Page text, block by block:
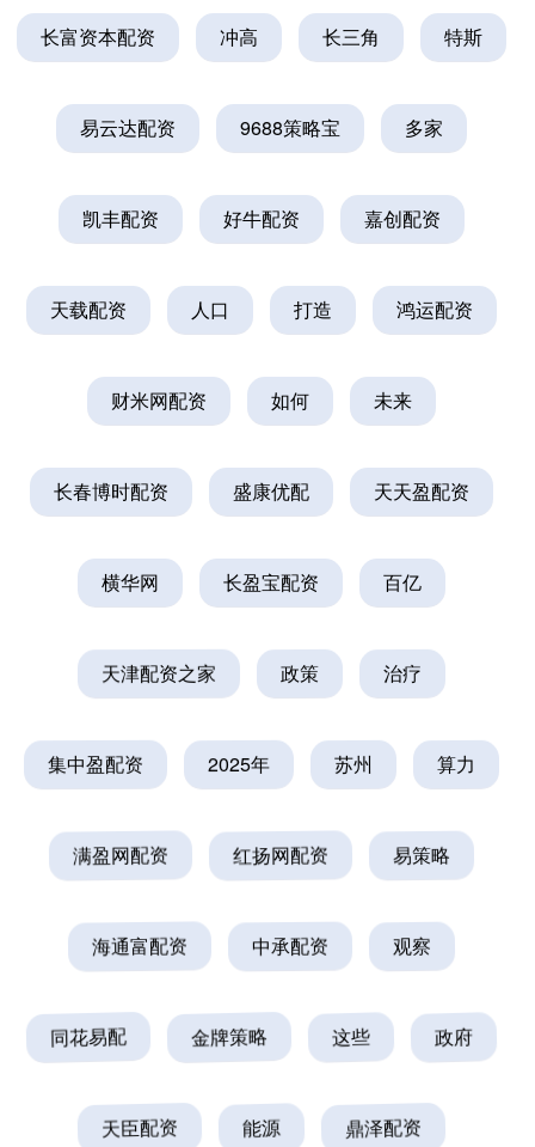
长富资本配资 冲高 长三角 特斯
易云达配资 9688策略宝 多家
凯丰配资 好牛配资 嘉创配资
天载配资 人口 打造 鸿运配资
财米网配资 如何 未来
长春博时配资 盛康优配 天天盈配资
横华网 长盈宝配资 百亿
天津配资之家 政策 治疗
集中盈配资 2025年 苏州 算力
满盈网配资 红扬网配资 易策略
海通富配资 中承配资 观察
同花易配 金牌策略 这些 政府
天臣配资 能源 鼎泽配资